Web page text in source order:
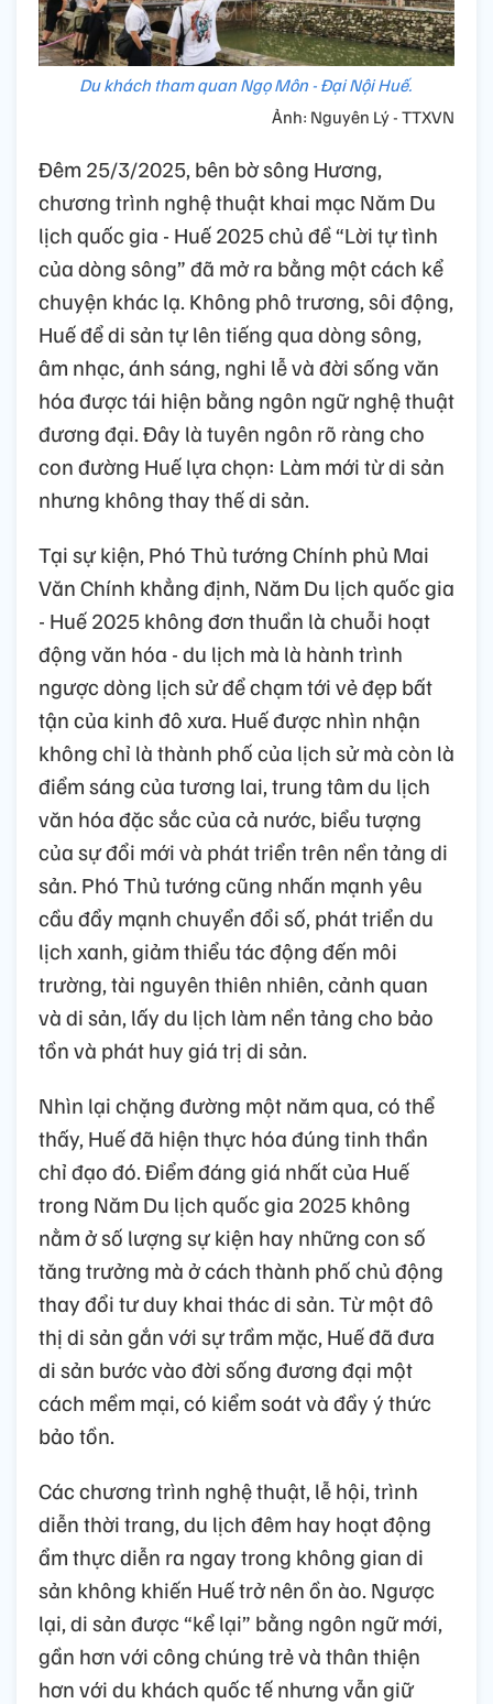
Du khách tham quan Ngọ Môn - Đại Nội Huế.
Ảnh: Nguyên Lý - TTXVN
Đêm 25/3/2025, bên bờ sông Hương,
chương trình nghệ thuật khai mạc Năm Du
lịch quốc gia - Huế 2025 chủ đề “Lời tự tình
của dòng sông” đã mở ra bằng một cách kể
chuyện khác lạ. Không phô trương, sôi động,
Huế để di sản tự lên tiếng qua dòng sông,
âm nhạc, ánh sáng, nghi lễ và đời sống văn
hóa được tái hiện bằng ngôn ngữ nghệ thuật
đương đại. Đây là tuyên ngôn rõ ràng cho
con đường Huế lựa chọn: Làm mới từ di sản
nhưng không thay thế di sản.
Tại sự kiện, Phó Thủ tướng Chính phủ Mai
Văn Chính khẳng định, Năm Du lịch quốc gia
- Huế 2025 không đơn thuần là chuỗi hoạt
động văn hóa - du lịch mà là hành trình
ngược dòng lịch sử để chạm tới vẻ đẹp bất
tận của kinh đô xưa. Huế được nhìn nhận
không chỉ là thành phố của lịch sử mà còn là
điểm sáng của tương lai, trung tâm du lịch
văn hóa đặc sắc của cả nước, biểu tượng
của sự đổi mới và phát triển trên nền tảng di
sản. Phó Thủ tướng cũng nhấn mạnh yêu
cầu đẩy mạnh chuyển đổi số, phát triển du
lịch xanh, giảm thiểu tác động đến môi
trường, tài nguyên thiên nhiên, cảnh quan
và di sản, lấy du lịch làm nền tảng cho bảo
tồn và phát huy giá trị di sản.
Nhìn lại chặng đường một năm qua, có thể
thấy, Huế đã hiện thực hóa đúng tinh thần
chỉ đạo đó. Điểm đáng giá nhất của Huế
trong Năm Du lịch quốc gia 2025 không
nằm ở số lượng sự kiện hay những con số
tăng trưởng mà ở cách thành phố chủ động
thay đổi tư duy khai thác di sản. Từ một đô
thị di sản gắn với sự trầm mặc, Huế đã đưa
di sản bước vào đời sống đương đại một
cách mềm mại, có kiểm soát và đầy ý thức
bảo tồn.
Các chương trình nghệ thuật, lễ hội, trình
diễn thời trang, du lịch đêm hay hoạt động
ẩm thực diễn ra ngay trong không gian di
sản không khiến Huế trở nên ồn ào. Ngược
lại, di sản được “kể lại” bằng ngôn ngữ mới,
gần hơn với công chúng trẻ và thân thiện
hơn với du khách quốc tế nhưng vẫn giữ